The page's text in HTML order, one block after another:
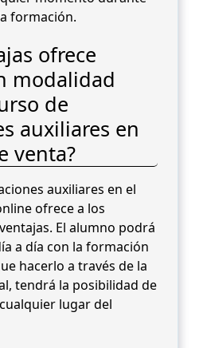
formación.
ofrece
modalidad
de
auxiliares en
venta?
auxiliares en el
ofrece a los
El alumno podrá
a día con la formación
hacerlo a través de la
tendrá la posibilidad de
lugar del